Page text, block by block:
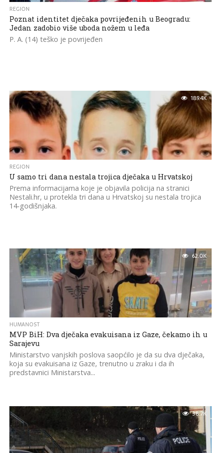
REGION
Poznat identitet dječaka povrijeđenih u Beogradu:
Jedan zadobio više uboda nožem u leđa
P. A. (14) teško je povrijeđen
189.4K
REGION
U samo tri dana nestala trojica dječaka u Hrvatskoj
Prema informacijama koje je objavila policija na stranici
Nestali.hr, u protekla tri dana u Hrvatskoj su nestala trojica
14-godišnjaka.
62.0K
HUMANOST
MVP BiH: Dva dječaka evakuisana iz Gaze, čekamo ih u
Sarajevu
Ministarstvo vanjskih poslova saopćilo je da su dva dječaka,
koja su evakuisana iz Gaze, trenutno u zraku i da ih
predstavnici Ministarstva...
38.7K